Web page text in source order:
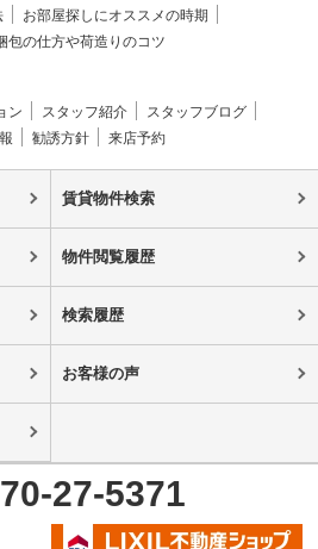
お部屋探しにオススメの時期
包の仕方や荷造りのコツ
ン スタッフ紹介
スタッフブログ
勧誘方針 来店予約
賃貸物件検索
物件閲覧履歴
検索履歴
お客様の声
27-5371